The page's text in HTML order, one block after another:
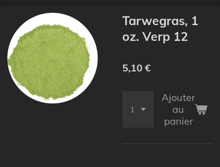
Tarwegras, 1
oz. Verp 12
5,10 €
Ajouter
au
panier